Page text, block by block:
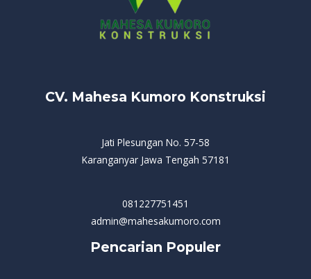
CV. Mahesa Kumoro Konstruksi
Jati Plesungan No. 57-58
Karanganyar Jawa Tengah 57181
081227751451
admin@mahesakumoro.com
Pencarian Populer